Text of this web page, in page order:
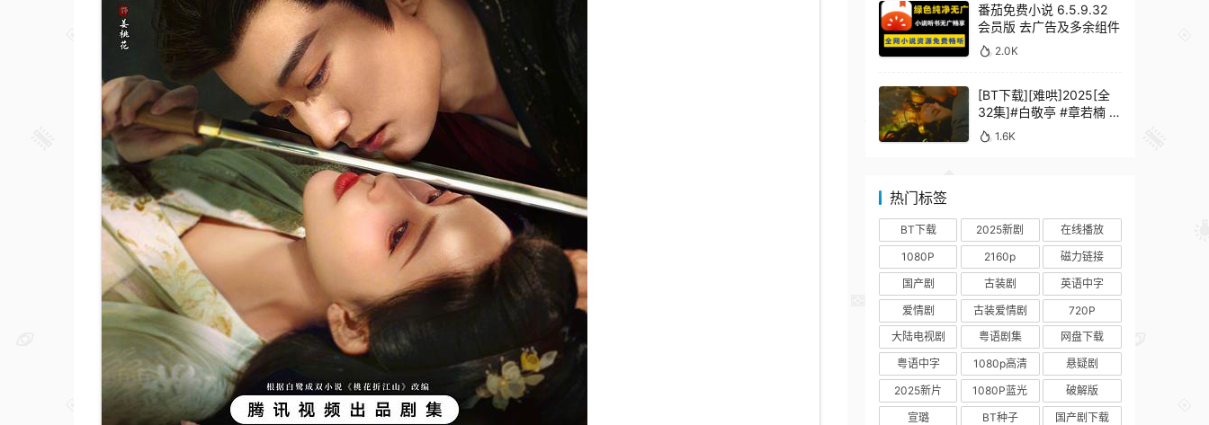
番茄免费小说 6.5.9.32
会员版 去广告及多余组件
2.0K
[BT下载][难哄]2025[全
32集]#白敬亭 #章若楠 #
何炅 #秦沛 #鲍起静
1.6K
热门标签
BT下载 2025新剧
在线播放
1080P
2160p
磁力链接
国产剧
古装剧
英语中字
爱情剧
古装爱情剧
720P
大陆电视剧
粤语剧集
网盘下载
粤语中字
1080p高清
悬疑剧
2025新片
1080P蓝光
破解版
宣璐
BT种子
国产剧下载